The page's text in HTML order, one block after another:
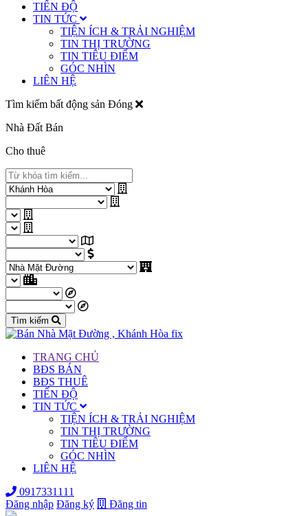
TIẾN ĐỘ
TIN TỨC
TIỆN ÍCH & TRẢI NGHIỆM
TIN THỊ TRƯỜNG
TIN TIÊU ĐIỂM
GÓC NHÌN
LIÊN HỆ
Tìm kiếm bất động sản Đóng
Nhà Đất Bán
Cho thuê
Tìm kiếm
TRANG CHỦ
BĐS BÁN
BĐS THUÊ
TIẾN ĐỘ
TIN TỨC
TIỆN ÍCH & TRẢI NGHIỆM
TIN THỊ TRƯỜNG
TIN TIÊU ĐIỂM
GÓC NHÌN
LIÊN HỆ
0917331111
Đăng nhập Đăng ký Đăng tin